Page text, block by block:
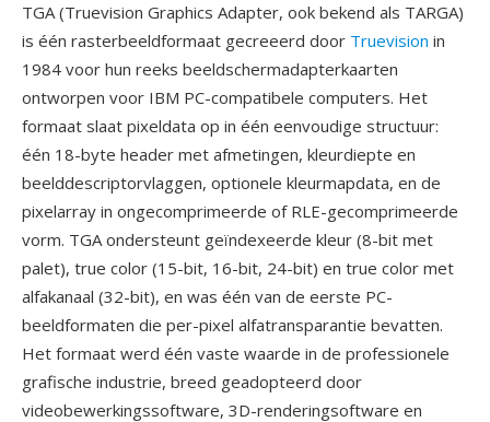
TGA (Truevision Graphics Adapter, ook bekend als TARGA)
is één rasterbeeldformaat gecreeerd door Truevision in
1984 voor hun reeks beeldschermadapterkaarten
ontworpen voor IBM PC-compatibele computers. Het
formaat slaat pixeldata op in één eenvoudige structuur:
één 18-byte header met afmetingen, kleurdiepte en
beelddescriptorvlaggen, optionele kleurmapdata, en de
pixelarray in ongecomprimeerde of RLE-gecomprimeerde
vorm. TGA ondersteunt geïndexeerde kleur (8-bit met
palet), true color (15-bit, 16-bit, 24-bit) en true color met
alfakanaal (32-bit), en was één van de eerste PC-
beeldformaten die per-pixel alfatransparantie bevatten.
Het formaat werd één vaste waarde in de professionele
grafische industrie, breed geadopteerd door
videobewerkingssoftware, 3D-renderingsoftware en